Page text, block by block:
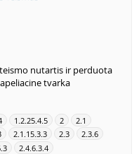
nutartis ir perduota
tvarka
1.2.25.4.5 2
2.1
2.1.15.3.3 2.3
2.3.6
2.4.6.3.4